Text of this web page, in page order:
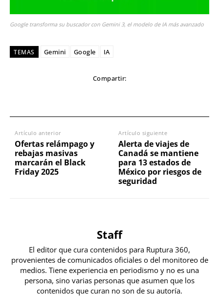
Google transforma su buscador con Gemini 3, el modelo de IA más avanzado
TEMAS Gemini Google IA
Compartir:
Artículo anterior
Ofertas relámpago y
rebajas masivas
marcarán el Black
Friday 2025
Artículo siguiente
Alerta de viajes de
Canadá se mantiene
para 13 estados de
México por riesgos de
seguridad
Staff
El editor que cura contenidos para Ruptura 360,
provenientes de comunicados oficiales o del monitoreo de
medios. Tiene experiencia en periodismo y no es una
persona, sino varias personas que asumen que los
contenidos que curan no son de su autoría.